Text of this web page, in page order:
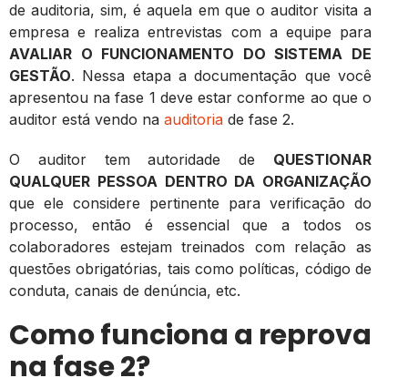
de auditoria, sim, é aquela em que o auditor visita a
empresa e realiza entrevistas com a equipe para
AVALIAR O FUNCIONAMENTO DO SISTEMA DE
GESTÃO. Nessa etapa a documentação que você
apresentou na fase 1 deve estar conforme ao que o
auditor está vendo na auditoria de fase 2.
O auditor tem autoridade de QUESTIONAR
QUALQUER PESSOA DENTRO DA ORGANIZAÇÃO
que ele considere pertinente para verificação do
processo, então é essencial que a todos os
colaboradores estejam treinados com relação as
questões obrigatórias, tais como políticas, código de
conduta, canais de denúncia, etc.
Como funciona a reprova
na fase 2?